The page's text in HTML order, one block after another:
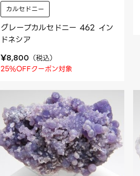
カルセドニー
グレープカルセドニー 462 イン
ドネシア
¥8,800 （税込）
25%OFFクーポン対象